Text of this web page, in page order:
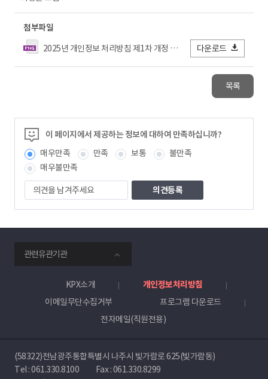
첨부파일
2025년 개인정보 처리방침 제1차 개정 신구대비표.png
다운로드
목록
이 페이지에서 제공하는 정보에 대하여 만족하십니까?
매우만족
만족 보통
불만족
매우불만족
의
견
을
겨
주
세
요
관련유관기관
KPX소개
개인정보처리방침
이메일무단수집거부
프로그램 다운로드
전자메일(직원전용)
(58322)전남광주통합특별시 나주시 빛가람로 625(빛가람동)
Tel :061.330.8100
Fax : 061.330.8299